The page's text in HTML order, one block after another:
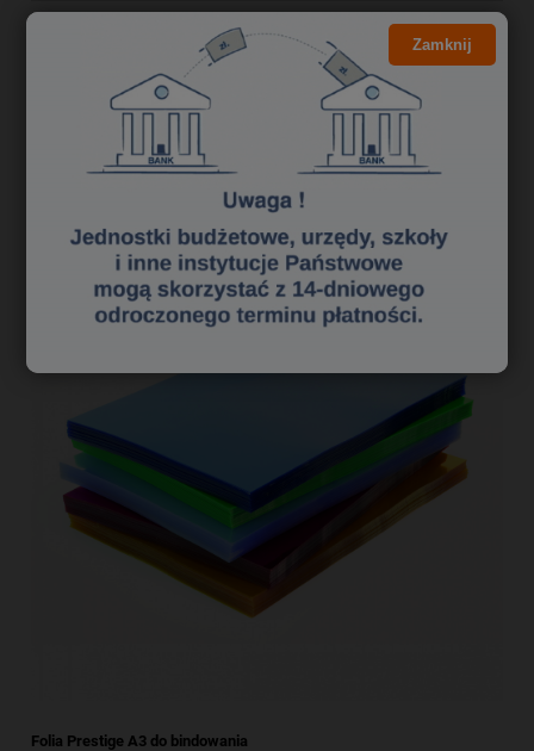
Okładka do bindowania A3 0.20mm
(100szt.) 431201 ARGO
Folia Prestige A3 do bindowania
Zamknij